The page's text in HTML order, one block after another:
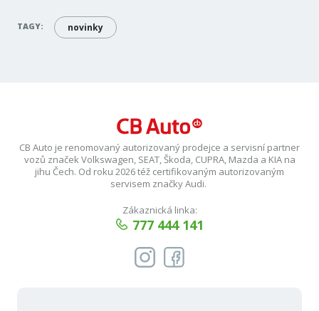
TAGY: novinky
CB Auto je renomovaný autorizovaný prodejce a servisní partner
vozů značek Volkswagen, SEAT, Škoda, CUPRA, Mazda a KIA na
jihu Čech. Od roku 2026 též certifikovaným autorizovaným
servisem značky Audi.
Zákaznická linka:
777 444 141